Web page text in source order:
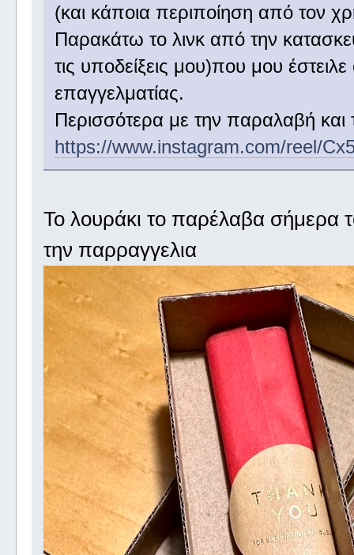
(και κάποια περιποίηση από τον
Παρακάτω το λινκ από την
τις υποδείξεις μου)που μου
επαγγελματίας.
Περισσότερα με την παραλαβή
https://www.instagram.com/reel/
Το λουράκι το παρέλαβα σήμερα
την παρραγγελια